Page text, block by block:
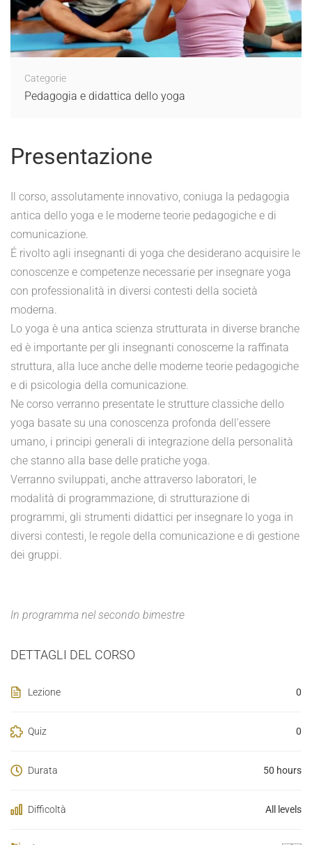
Categorie
Pedagogia e didattica dello yoga
Presentazione
Il corso, assolutamente innovativo, coniuga la pedagogia
antica dello yoga e le moderne teorie pedagogiche e di
comunicazione.
É rivolto agli insegnanti di yoga che desiderano acquisire le
conoscenze e competenze necessarie per insegnare yoga
con professionalità in diversi contesti della società
moderna.
Lo yoga è una antica scienza strutturata in diverse branche
ed è importante per gli insegnanti conoscerne la raffinata
struttura, alla luce anche delle moderne teorie pedagogiche
e di psicologia della comunicazione.
Ne corso verranno presentate le strutture classiche dello
yoga basate su una conoscenza profonda dell’essere
umano, i principi generali di integrazione della personalità
che stanno alla base delle pratiche yoga.
Verranno sviluppati, anche attraverso laboratori, le
modalità di programmazione, di strutturazione di
programmi, gli strumenti didattici per insegnare lo yoga in
diversi contesti, le regole della comunicazione e di gestione
dei gruppi.
In programma nel secondo bimestre
DETTAGLI DEL CORSO
Lezione 0
Quiz 0
Durata 50 hours
Difficoltà All levels